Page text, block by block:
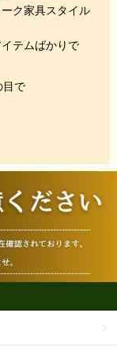
ク家具スタイル
テムばかりで
目で